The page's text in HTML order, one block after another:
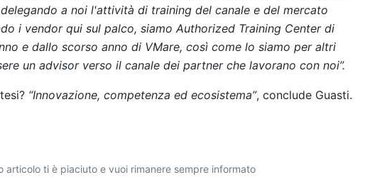
a noi l'attività di training del canale e del mercato
i vendor qui sul palco, siamo Authorized Training Center di
e dallo scorso anno di VMare, così come lo siamo per altri
un advisor verso il canale dei partner che lavorano con noi”.
“Innovazione, competenza ed ecosistema”, conclude Guasti.
articolo ti è piaciuto e vuoi rimanere sempre informato